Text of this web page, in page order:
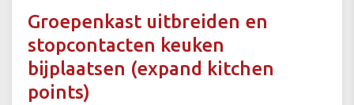
Groepenkast uitbreiden en
stopcontacten keuken
bijplaatsen (expand kitchen
points)